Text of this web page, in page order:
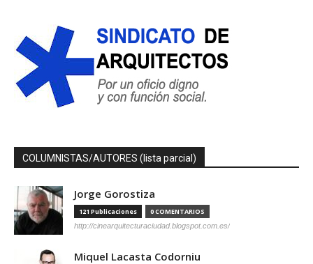
COLUMNISTAS/AUTORES (lista parcial)
Jorge Gorostiza
121 Publicaciones 0 COMENTARIOS
http://cinearquitecturaciudad.blogspot.com.es/
Miquel Lacasta Codorniu